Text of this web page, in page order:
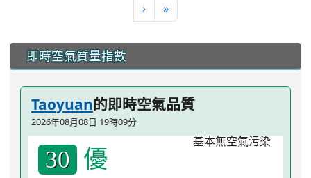
›
»
::: 即時空氣質量指數
Taoyuan的即時空氣品質
2026年08月08日 19時09分
30 優